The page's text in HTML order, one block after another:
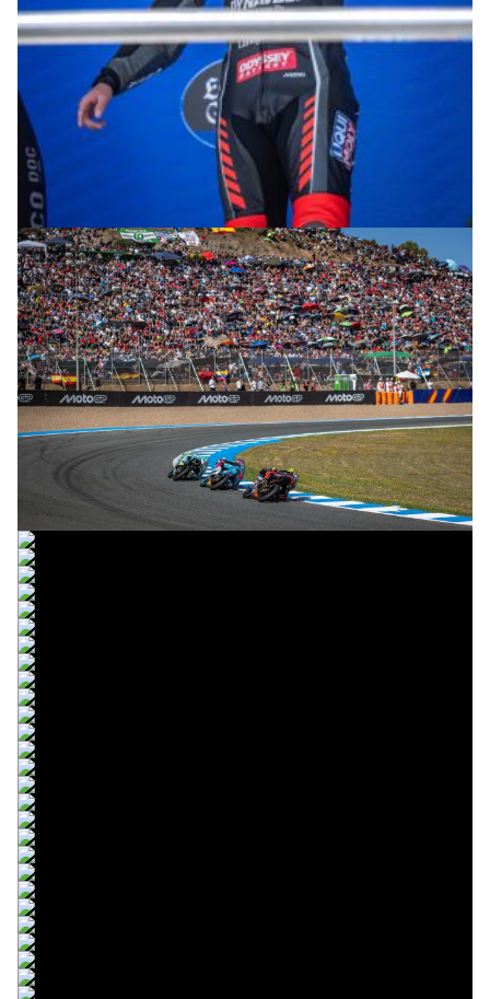
© intactGP
© intactGP
© intactGP
© intactGP
© intactGP
© intactGP
© intactGP
© intactGP
© intactGP
© intactGP
© intactGP
© intactGP
© intactGP
© intactGP
© intactGP
© intactGP
© intactGP
© intactGP
© intactGP
© intactGP
© intactGP
© intactGP
© intactGP
© intactGP
© intactGP
© intactGP